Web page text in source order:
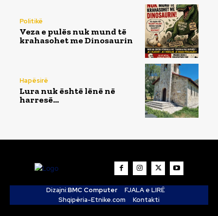
Politikë
Veza e pulës nuk mund të
krahasohet me Dinosaurin
Hapësirë
Lura nuk është lënë në
harresë…
Dizajni:BMC Computer
FJALA e LIRË
Shqipëria-Etnike.com
Kontakti